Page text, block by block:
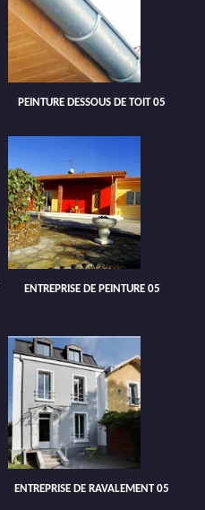
PEINTURE DESSOUS DE TOIT 05
ENTREPRISE DE PEINTURE 05
ENTREPRISE DE RAVALEMENT 05